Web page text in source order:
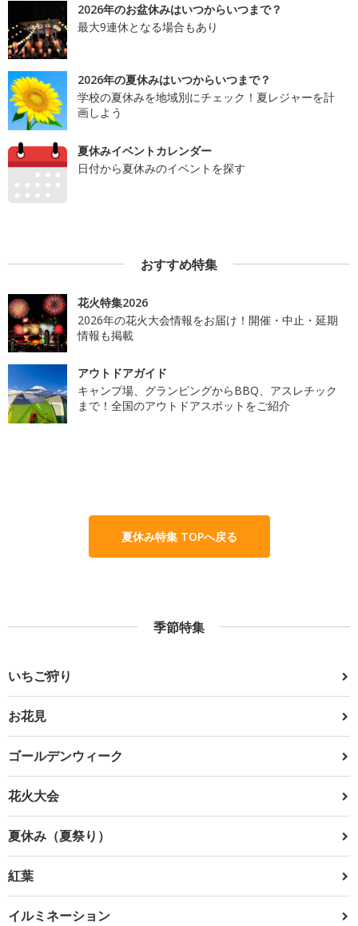
2026年のお盆休みはいつからいつまで？
最大9連休となる場合もあり
2026年の夏休みはいつからいつまで？
学校の夏休みを地域別にチェック！夏レジャーを計
画しよう
夏休みイベントカレンダー
日付から夏休みのイベントを探す
おすすめ特集
花火特集2026
2026年の花火大会情報をお届け！開催・中止・延期
情報も掲載
アウトドアガイド
キャンプ場、グランピングからBBQ、アスレチック
まで！全国のアウトドアスポットをご紹介
夏休み特集 TOPへ戻る
季節特集
いちご狩り
お花見
ゴールデンウィーク
花火大会
夏休み（夏祭り）
紅葉
イルミネーション